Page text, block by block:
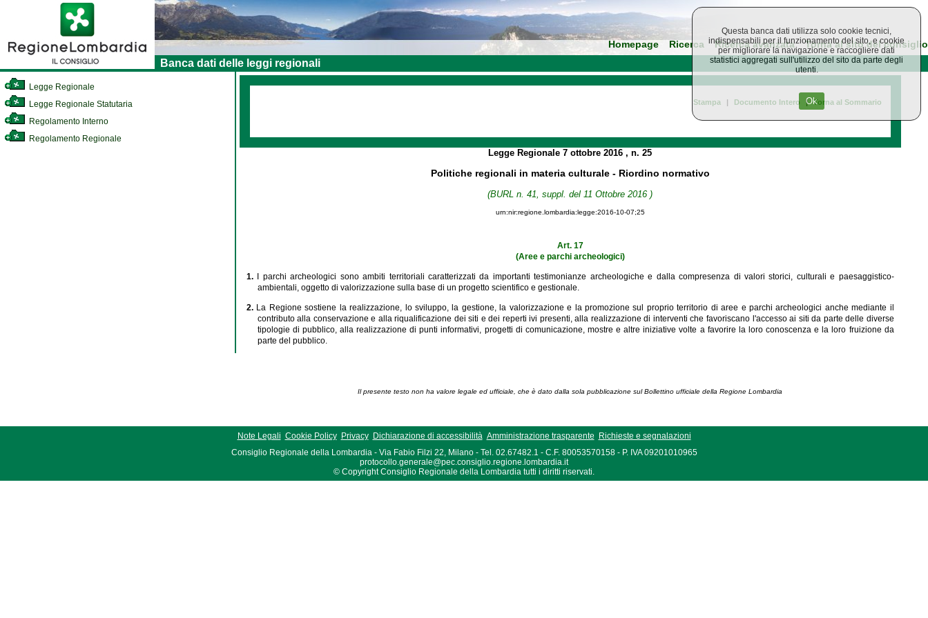
Homepage Ricerca Ricerca avanzata Torna al sito del consiglio
Banca dati delle leggi regionali
Legge Regionale
Legge Regionale Statutaria
Regolamento Interno
Regolamento Regionale
Stampa | Documento Intero | Torna al Sommario
Legge Regionale7 ottobre 2016, n. 25
Politiche regionali in materia culturale - Riordino normativo
(BURL n. 41, suppl. del 11 Ottobre 2016 )
urn:nir:regione.lombardia:legge:2016-10-07;25
Art. 17
(Aree e parchi archeologici)
1.
I parchi archeologici sono ambiti territoriali caratterizzati da importanti testimonianze archeologiche e dalla compresenza di valori storici, culturali e paesaggistico-
ambientali, oggetto di valorizzazione sulla base di un progetto scientifico e gestionale.
2. La Regione sostiene la realizzazione, lo sviluppo, la gestione, la valorizzazione e la promozione sul proprio territorio di aree e parchi archeologici anche mediante il
contributo alla conservazione e alla riqualificazione dei siti e dei reperti ivi presenti, alla realizzazione di interventi che favoriscano l'accesso ai siti da parte delle diverse
tipologie di pubblico, alla realizzazione di punti informativi, progetti di comunicazione, mostre e altre iniziative volte a favorire la loro conoscenza e la loro fruizione da
parte del pubblico.
Il presente testo non ha valore legale ed ufficiale, che è dato dalla sola pubblicazione sul Bollettino ufficiale della Regione Lombardia
Note Legali Cookie Policy Privacy Dichiarazione di accessibilità Amministrazione trasparente
Richieste e segnalazioni
Consiglio Regionale della Lombardia - Via Fabio Filzi 22, Milano - Tel. 02.67482.1 - C.F. 80053570158 - P. IVA 09201010965
protocollo.generale@pec.consiglio.regione.lombardia.it
© Copyright Consiglio Regionale della Lombardia tutti i diritti riservati.
Questa banca dati utilizza solo cookie tecnici,
indispensabili per il funzionamento del sito, e cookie
per migliorare la navigazione e raccogliere dati
statistici aggregati sull'utilizzo del sito da parte degli
utenti.
Ok